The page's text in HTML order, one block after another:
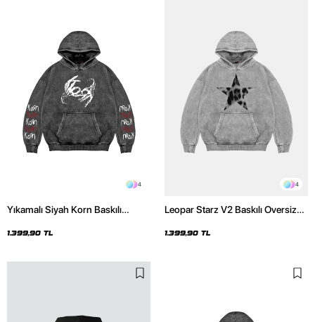
4
Yıkamalı Siyah Korn Baskılı
1.399,90 TL
4
Leopar Starz V2 Baskılı Oversize
Hoodie
1.399,90 TL